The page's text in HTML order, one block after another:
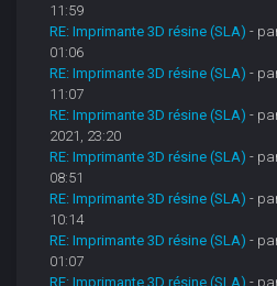
11:59
RE: Imprimante 3D résine (SLA) -
01:06
RE: Imprimante 3D résine (SLA) -
11:07
RE: Imprimante 3D résine (SLA) -
2021, 23:20
RE: Imprimante 3D résine (SLA) -
08:51
RE: Imprimante 3D résine (SLA) -
10:14
RE: Imprimante 3D résine (SLA) -
01:07
RE: Imprimante 3D résine (SLA) -